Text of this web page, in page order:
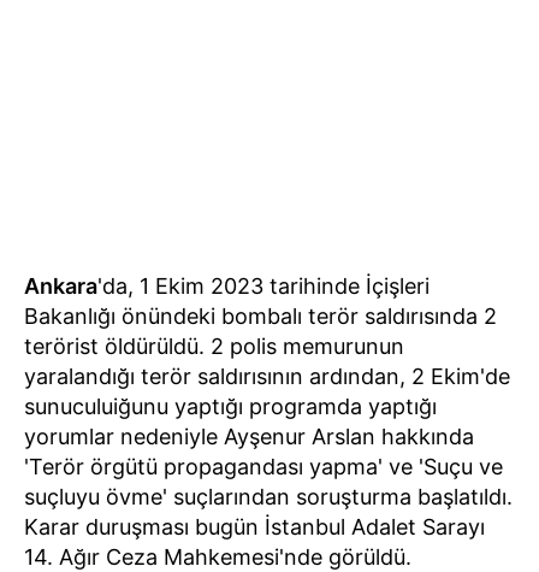
Ankara'da, 1 Ekim 2023 tarihinde İçişleri
Bakanlığı önündeki bombalı terör saldırısında 2
terörist öldürüldü. 2 polis memurunun
yaralandığı terör saldırısının ardından, 2 Ekim'de
sunuculuiğunu yaptığı programda yaptığı
yorumlar nedeniyle Ayşenur Arslan hakkında
'Terör örgütü propagandası yapma' ve 'Suçu ve
suçluyu övme' suçlarından soruşturma başlatıldı.
Karar duruşması bugün İstanbul Adalet Sarayı
14. Ağır Ceza Mahkemesi'nde görüldü.